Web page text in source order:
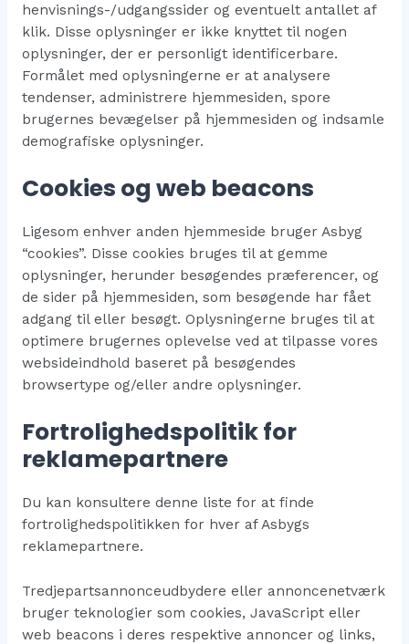
henvisnings-/udgangssider og eventuelt antallet af
klik. Disse oplysninger er ikke knyttet til nogen
oplysninger, der er personligt identificerbare.
Formålet med oplysningerne er at analysere
tendenser, administrere hjemmesiden, spore
brugernes bevægelser på hjemmesiden og indsamle
demografiske oplysninger.
Cookies og web beacons
Ligesom enhver anden hjemmeside bruger Asbyg
“cookies”. Disse cookies bruges til at gemme
oplysninger, herunder besøgendes præferencer, og
de sider på hjemmesiden, som besøgende har fået
adgang til eller besøgt. Oplysningerne bruges til at
optimere brugernes oplevelse ved at tilpasse vores
websideindhold baseret på besøgendes
browsertype og/eller andre oplysninger.
Fortrolighedspolitik for
reklamepartnere
Du kan konsultere denne liste for at finde
fortrolighedspolitikken for hver af Asbygs
reklamepartnere.
Tredjepartsannonceudbydere eller annoncenetværk
bruger teknologier som cookies, JavaScript eller
web beacons i deres respektive annoncer og links,